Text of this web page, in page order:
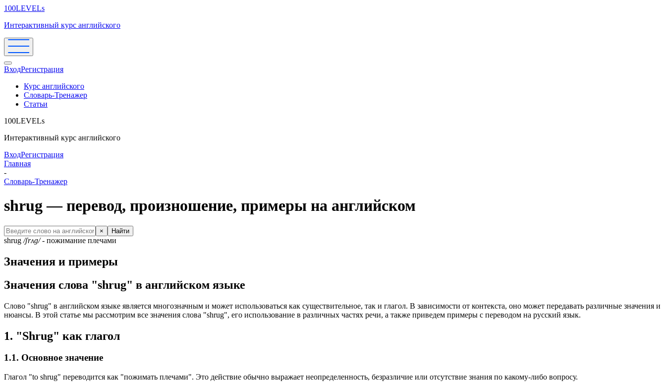
100LEVELs
Интерактивный курс английского
ВходРегистрация
Курс английского
Словарь-Тренажер
Статьи
100LEVELs
Интерактивный курс английского
ВходРегистрация
Главная
-
Словарь-Тренажер
shrug — перевод, произношение, примеры на английском
× Найти
shrug /ʃrʌɡ/- пожимание плечами
Значения и примеры
Значения слова "shrug" в английском языке
Слово "shrug" в английском языке является многозначным и может использоваться как существительное, так и глагол. В зависимости от контекста, оно может передавать различные значения и
нюансы. В этой статье мы рассмотрим все значения слова "shrug", его использование в различных частях речи, а также приведем примеры с переводом на русский язык.
1. "Shrug" как глагол
1.1. Основное значение
Глагол "to shrug" переводится как "пожимать плечами". Это действие обычно выражает неопределенность, безразличие или отсутствие знания по какому-либо вопросу.